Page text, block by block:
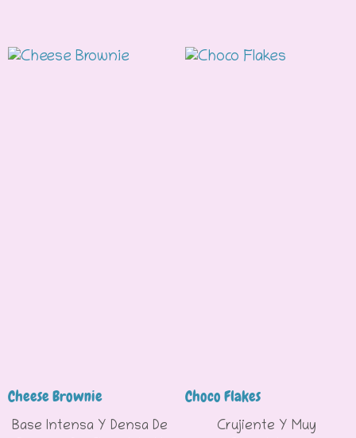
Cheese Brownie
Base Intensa Y Densa De
Choco Flakes
Crujiente Y Muy